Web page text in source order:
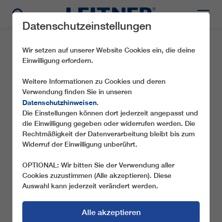
ERKLÄRUNG ZUR
BARRIEREFREIHEIT
WEBSHOP
Wir, die Leitner AG, sind bemüht, unseren Webshop im
Einklang mit dem Barrierefreiheitsgesetz idgF zur
Umsetzung der europäischen Barrierefreiheitsrichtlinie (RL
2019/882) über die Barrierefreiheitsanforderungen von
Produkten und Dienstleistungen barrierefrei zugänglich zu
Datenschutzeinstellungen
Wir setzen auf unserer Website Cookies ein, die deine
Einwilligung erfordern.
Weitere Informationen zu Cookies und deren
Verwendung finden Sie in unseren
Datenschutzhinweisen.
Die Einstellungen können dort jederzeit angepasst und
die Einwilligung gegeben oder widerrufen werden. Die
Rechtmäßigkeit der Datenverarbeitung bleibt bis zum
Widerruf der Einwilligung unberührt.
OPTIONAL: Wir bitten Sie der Verwendung aller
Cookies zuzustimmen (Alle akzeptieren). Diese
Auswahl kann jederzeit verändert werden.
Alle akzeptieren